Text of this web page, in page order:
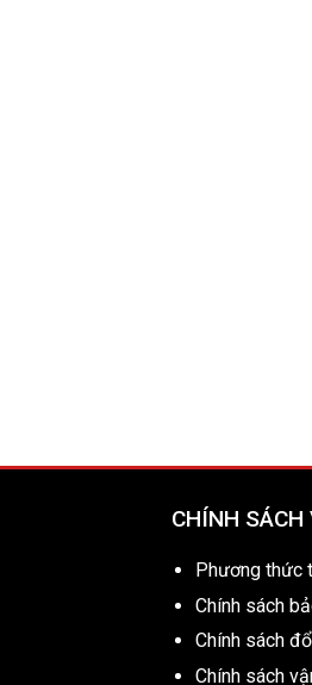
CHÍNH SÁCH
Phương thức
Chính sách
Chính sách
Chính sách